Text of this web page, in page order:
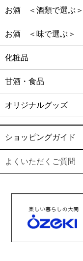
お酒 ＜酒類で選ぶ＞
お酒 ＜味で選ぶ＞
化粧品
甘酒・食品
オリジナルグッズ
ショッピングガイド
よくいただくご質問